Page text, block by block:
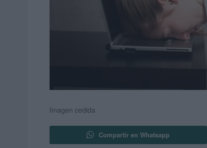
Imagen cedida
Compartir en Whatsapp